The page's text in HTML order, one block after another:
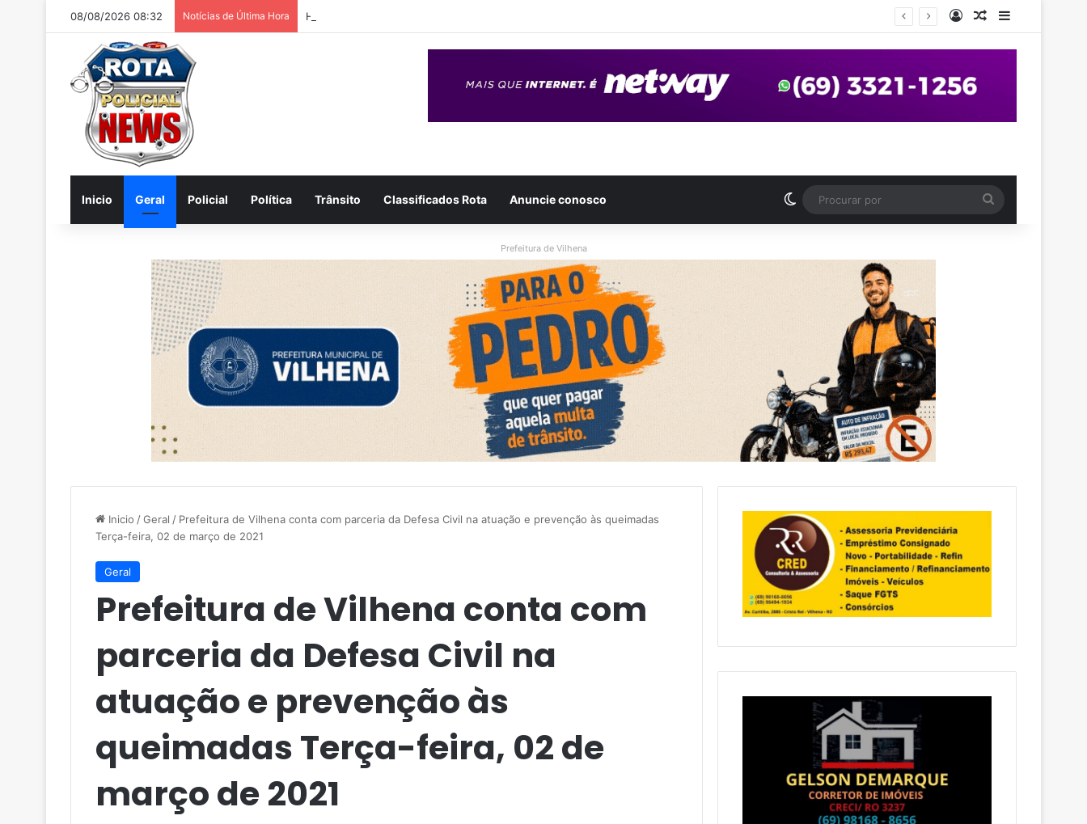
08/08/2026 08:32 Notícias de Última Hora Homem é preso após ser flagrado repassando porção de maconha a garoto de 14 anos em praça de Vilhena EntrarArtigo aleatório
Inicio Geral Policial Política Trânsito Classificados Rota Anuncie conosco Switch skin
por
Prefeitura de Vilhena
Inicio /Geral / Prefeitura de Vilhena conta com parceria da Defesa Civil na atuação e prevenção às queimadas
Terça-feira, 02 de março de 2021
Geral
Prefeitura de Vilhena conta com
parceria da Defesa Civil na
atuação e prevenção às
queimadas Terça-feira, 02 de
março de 2021